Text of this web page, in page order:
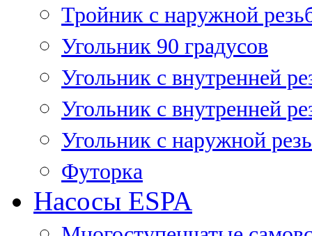
Тройник с наружной
Угольник 90 градусов
Угольник c внутренней
Угольник с внутренней
Угольник с наружной
Футорка
Насосы ESPA